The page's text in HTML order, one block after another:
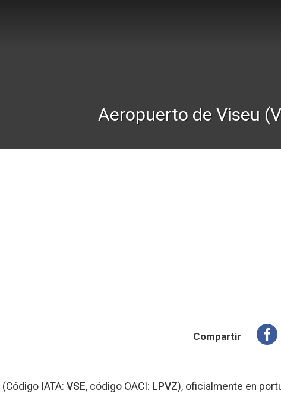
Aeropuerto de Viseu
Compartir
(Código IATA: VSE, código OACI: LPVZ), oficialmente en